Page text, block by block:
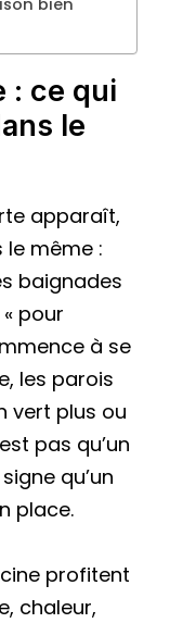
: ce qui
le
apparaît,
même :
baignades
pour
à se
les parois
vert plus ou
pas qu’un
qu’un
place.
profitent
chaleur,